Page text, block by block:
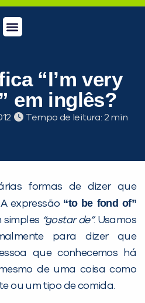
“I’m very
em inglês?
Tempo de leitura:
formas de dizer que
expressão “to be fond of”
simples “gostar de”. Usamos
para dizer que
que conhecemos há
de uma coisa como
ou um tipo de comida.
DE MÉTODO